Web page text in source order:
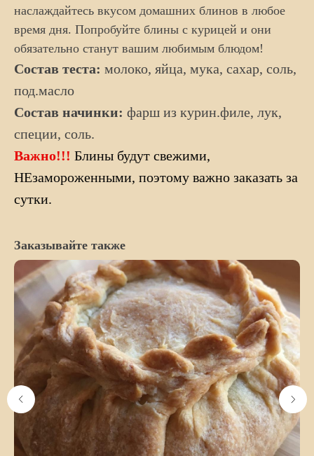
наслаждайтесь вкусом домашних блинов в любое
время дня. Попробуйте блины с курицей и они
обязательно станут вашим любимым блюдом!
Состав теста: молоко, яйца, мука, сахар, соль,
под.масло
Состав начинки: фарш из курин.филе, лук,
специи, соль.
Важно!!! Блины будут свежими,
НЕзамороженными, поэтому важно заказать за
сутки.
Заказывайте также